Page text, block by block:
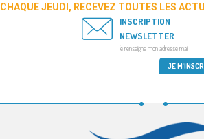
CHAQUE JEUDI, RECEVEZ TOUTES LES
INSCRIPTION
NEWSLETTER